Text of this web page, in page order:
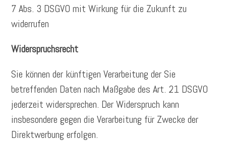
7 Abs. 3 DSGVO mit Wirkung für die Zukunft zu
widerrufen
Widerspruchsrecht
Sie können der künftigen Verarbeitung der Sie
betreffenden Daten nach Maßgabe des Art. 21 DSGVO
jederzeit widersprechen. Der Widerspruch kann
insbesondere gegen die Verarbeitung für Zwecke der
Direktwerbung erfolgen.